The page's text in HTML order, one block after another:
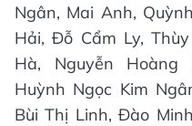
Ngân, Mai Anh,
Hải, Đỗ Cẩm Ly,
Hà, Nguyễn Hoàng
Huỳnh Ngọc Kim
Bùi Thị Linh, Đào